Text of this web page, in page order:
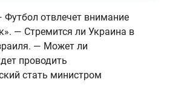
отвлечет внимание
— Стремится ли Украина в
— Может ли
проводить
стать министром